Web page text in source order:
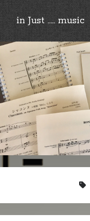
in Just ..... music
Sidebar
©︎2018-2025 by Ken’ichi